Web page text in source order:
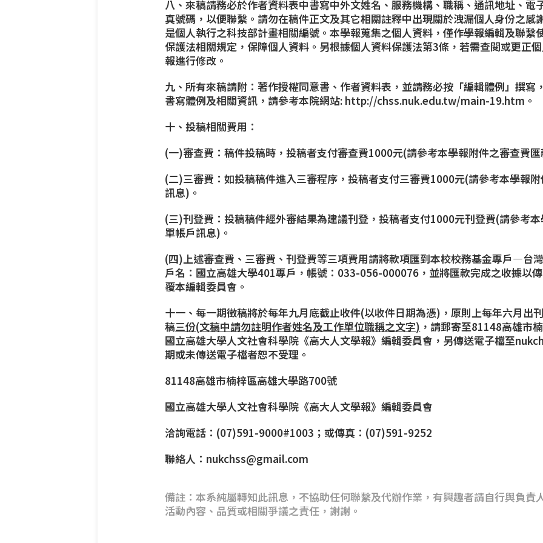
八、來稿請務必於作者資料表中書寫中外文姓名、服務機構、職稱、通訊地址、電
真號碼，以便聯繫。 請勿在稿件正文及其它相關註釋中出現關於洩漏個人身份之感
是個人執行之科技部計畫相關編號。本學報蒐集之個人資料，僅作學報編輯及聯繫
保護法相關規定，保障個人資料。另根據個人資料保護法第3條，若需查閱或更正
報進行修改。
九、所有來稿請附：著作授權同意書、作者資料表，並請務必按「編輯體例」撰寫
書寫體例及相關資訊，請參考本院網站: http://chss.nuk.edu.tw/main-19.htm 。
十、投稿相關費用：
(一)審查費：稿件投稿時，投稿者支付審查費1000元(請參考本學報附件之審查費
(二)三審費：如投稿稿件進入三審程序，投稿者支付三審費1000元(請參考本學報
訊息)。
(三)刊登費：投稿稿件經外審結果為建議刊登，投稿者支付1000元刊登費(請參考
單帳戶訊息)。
(四)上述審查費、三審費、刊登費等三項費用請將款項匯到本校校務基金專戶—台
戶名：國立高雄大學401專戶，帳號：033-056-000076，並將匯款完成之收據以
覆本編輯委員會。
十一、每一期徵稿將於每年九月底截止收件(以收件日期為憑)，原則上每年六月出
稿三份(文稿中請勿註明作者姓名及工作單位職稱之文字) ，請郵寄至81148高雄市
國立高雄大學人文社會科學院《高大人文學報》編輯委員會，另傳送電子檔至
期或未傳送電子檔者恕不受理。
81148高雄市楠梓區高雄大學路700號
國立高雄大學人文社會科學院《高大人文學報》編輯委員會
洽詢電話：(07)591-9000#1003；或傳真：(07)591-9252
聯絡人： nukchss@gmail.com
備註：本系純屬轉知此訊息，不協助任何聯繫及代辦作業，有興趣者請自行與負責
活動內容、品質或相關爭議之責任，謝謝。